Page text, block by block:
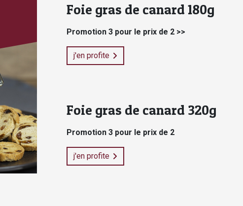
Foie gras de canard 180g
Promotion 3 pour le prix de 2 >>
j'en profite
Foie gras de canard 320g
Promotion 3 pour le prix de 2
j'en profite